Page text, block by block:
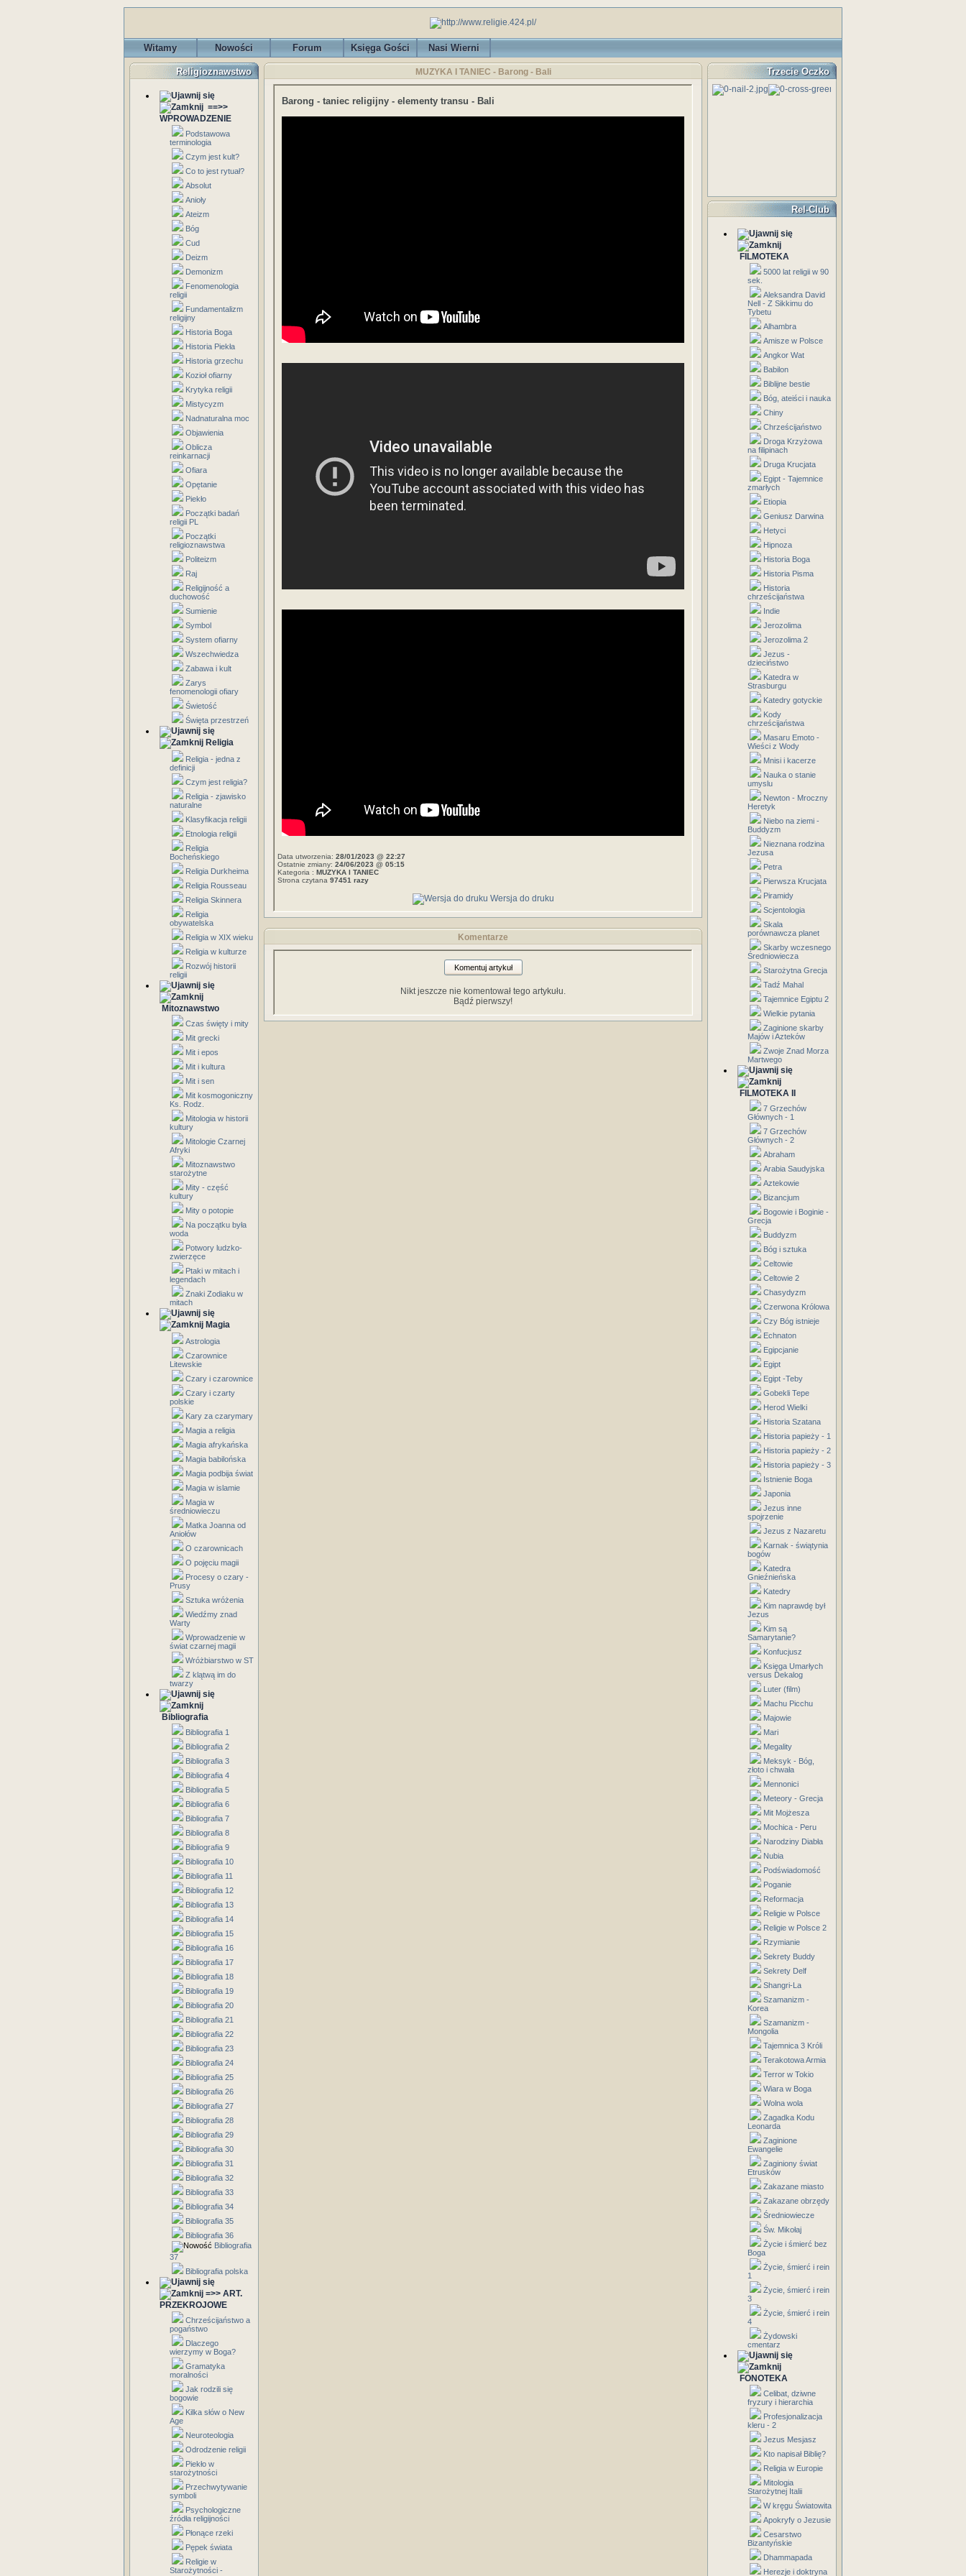
Witamy Nowości Forum Księga Gości Nasi Wierni
Religioznawstwo
==>>
WPROWADZENIE
Podstawowa
terminologia
Czym jest kult?
Co to jest rytuał?
Absolut
Anioły
Ateizm
Bóg
Cud
Deizm
Demonizm
Fenomenologia
religii
Fundamentalizm
religijny
Historia Boga
Historia Piekła
Historia grzechu
Kozioł ofiarny
Krytyka religii
Mistycyzm
Nadnaturalna moc
Objawienia
Oblicza
reinkarnacji
Ofiara
Opętanie
Piekło
Początki badań
religii PL
Początki
religioznawstwa
Politeizm
Raj
Religijność a
duchowość
Sumienie
Symbol
System ofiarny
Wszechwiedza
Zabawa i kult
Zarys
fenomenologii ofiary
Świetość
Święta przestrzeń
Religia
Religia - jedna z
definicji
Czym jest religia?
Religia - zjawisko
naturalne
Klasyfikacja religii
Etnologia religii
Religia
Bocheńskiego
Religia Durkheima
Religia Rousseau
Religia Skinnera
Religia
obywatelska
Religia w XIX wieku
Religia w kulturze
Rozwój historii
religii
Mitoznawstwo
Czas święty i mity
Mit grecki
Mit i epos
Mit i kultura
Mit i sen
Mit kosmogoniczny
Ks. Rodz.
Mitologia w historii
kultury
Mitologie Czarnej
Afryki
Mitoznawstwo
starożytne
Mity - część
kultury
Mity o potopie
Na początku była
woda
Potwory ludzko-
zwierzęce
Ptaki w mitach i
legendach
Znaki Zodiaku w
mitach
Magia
Astrologia
Czarownice
Litewskie
Czary i czarownice
Czary i czarty
polskie
Kary za czarymary
Magia a religia
Magia afrykańska
Magia babilońska
Magia podbija świat
Magia w islamie
Magia w
średniowieczu
Matka Joanna od
Aniołów
O czarownicach
O pojęciu magii
Procesy o czary -
Prusy
Sztuka wróżenia
Wiedźmy znad
Warty
Wprowadzenie w
świat czarnej magii
Wróżbiarstwo w ST
Z klątwą im do
twarzy
Bibliografia
Bibliografia 1
Bibliografia 2
Bibliografia 3
Bibliografia 4
Bibliografia 5
Bibliografia 6
Bibliografia 7
Bibliografia 8
Bibliografia 9
Bibliografia 10
Bibliografia 11
Bibliografia 12
Bibliografia 13
Bibliografia 14
Bibliografia 15
Bibliografia 16
Bibliografia 17
Bibliografia 18
Bibliografia 19
Bibliografia 20
Bibliografia 21
Bibliografia 22
Bibliografia 23
Bibliografia 24
Bibliografia 25
Bibliografia 26
Bibliografia 27
Bibliografia 28
Bibliografia 29
Bibliografia 30
Bibliografia 31
Bibliografia 32
Bibliografia 33
Bibliografia 34
Bibliografia 35
Bibliografia 36
Bibliografia
37
Bibliografia polska
=>> ART.
PRZEKROJOWE
Chrześcijaństwo a
pogaństwo
Dlaczego
wierzymy w Boga?
Gramatyka
moralności
Jak rodzili się
bogowie
Kilka słów o New
Age
Neuroteologia
Odrodzenie religii
Piekło w
starożytności
Przechwytywanie
symboli
Psychologiczne
źródła religijności
Płonące rzeki
Pępek świata
Religie w
Starożytności -
MUZYKA I TANIEC - Barong - Bali
Barong - taniec religijny - elementy transu - Bali
Data utworzenia: 28/01/2023 @ 22:27
Ostatnie zmiany: 24/06/2023 @ 05:15
Kategoria : MUZYKA I TANIEC
Strona czytana 97451 razy
Wersja do druku
Komentarze
Komentuj artykuł
Nikt jeszcze nie komentował tego artykułu.
Bądź pierwszy!
Trzecie Oczko
Rel-Club
FILMOTEKA
5000 lat religii w 90
sek.
Aleksandra David
Nell - Z Sikkimu do
Tybetu
Alhambra
Amisze w Polsce
Angkor Wat
Babilon
Biblijne bestie
Bóg, ateiści i nauka
Chiny
Chrześcijaństwo
Droga Krzyżowa
na filipinach
Druga Krucjata
Egipt - Tajemnice
zmarłych
Etiopia
Geniusz Darwina
Hetyci
Hipnoza
Historia Boga
Historia Pisma
Historia
chrześcijaństwa
Indie
Jerozolima
Jerozolima 2
Jezus -
dzieciństwo
Katedra w
Strasburgu
Katedry gotyckie
Kody
chrześcijaństwa
Masaru Emoto -
Wieści z Wody
Mnisi i kacerze
Nauka o stanie
umyslu
Newton - Mroczny
Heretyk
Niebo na ziemi -
Buddyzm
Nieznana rodzina
Jezusa
Petra
Pierwsza Krucjata
Piramidy
Scjentologia
Skala
porównawcza planet
Skarby wczesnego
Średniowiecza
Starożytna Grecja
Tadź Mahal
Tajemnice Egiptu 2
Wielkie pytania
Zaginione skarby
Majów i Azteków
Zwoje Znad Morza
Martwego
FILMOTEKA II
7 Grzechów
Głównych - 1
7 Grzechów
Głównych - 2
Abraham
Arabia Saudyjska
Aztekowie
Bizancjum
Bogowie i Boginie -
Grecja
Buddyzm
Bóg i sztuka
Celtowie
Celtowie 2
Chasydyzm
Czerwona Królowa
Czy Bóg istnieje
Echnaton
Egipcjanie
Egipt
Egipt -Teby
Gobekli Tepe
Herod Wielki
Historia Szatana
Historia papieży - 1
Historia papieży - 2
Historia papieży - 3
Istnienie Boga
Japonia
Jezus inne
spojrzenie
Jezus z Nazaretu
Karnak - świątynia
bogów
Katedra
Gnieźnieńska
Katedry
Kim naprawdę był
Jezus
Kim są
Samarytanie?
Konfucjusz
Księga Umarłych
versus Dekalog
Luter (film)
Machu Picchu
Majowie
Mari
Megality
Meksyk - Bóg,
złoto i chwała
Mennonici
Meteory - Grecja
Mit Mojżesza
Mochica - Peru
Narodziny Diabła
Nubia
Podświadomość
Poganie
Reformacja
Religie w Polsce
Religie w Polsce 2
Rzymianie
Sekrety Buddy
Sekrety Delf
Shangri-La
Szamanizm -
Korea
Szamanizm -
Mongolia
Tajemnica 3 Króli
Terakotowa Armia
Terror w Tokio
Wiara w Boga
Wolna wola
Zagadka Kodu
Leonarda
Zaginione
Ewangelie
Zaginiony świat
Etrusków
Zakazane miasto
Zakazane obrzędy
Średniowiecze
Św. Mikołaj
Życie i śmierć bez
Boga
Życie, śmierć i rein
1
Życie, śmierć i rein
3
Życie, śmierć i rein
4
Żydowski
cmentarz
FONOTEKA
Celibat, dziwne
fryzury i hierarchia
Profesjonalizacja
kleru - 2
Jezus Mesjasz
Kto napisał Biblię?
Religia w Europie
Mitologia
Starożytnej Italii
W kręgu Światowita
Apokryfy o Jezusie
Cesarstwo
Bizantyńskie
Dhammapada
Herezje i doktryna